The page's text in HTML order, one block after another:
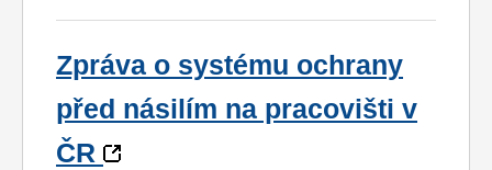
Zpráva o systému ochrany
před násilím na pracovišti v
ČR